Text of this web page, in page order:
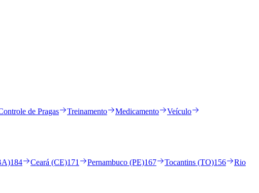
de Pragas Treinamento Medicamento Veículo
184 Ceará (CE)171 Pernambuco (PE)167 Tocantins (TO)156
Rio